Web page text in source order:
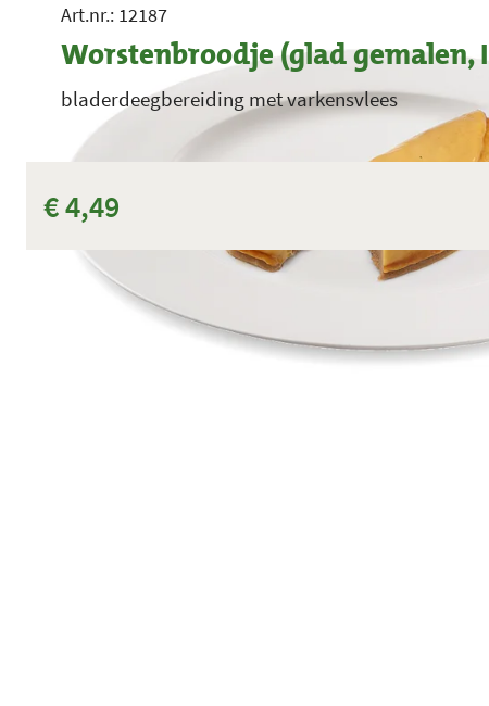
Art.nr.: 12187
Worstenbroodje (glad gemalen,
bladerdeegbereiding met varkensvlees
€ 4,49